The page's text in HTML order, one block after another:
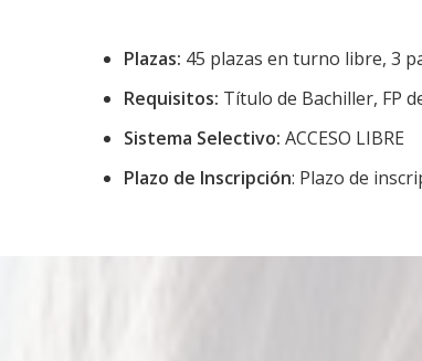
Plazas: 45 plazas en turno libre, 3
Requisitos: Título de Bachiller, FP
Sistema Selectivo: ACCESO LIBRE
Plazo de Inscripción: Plazo de